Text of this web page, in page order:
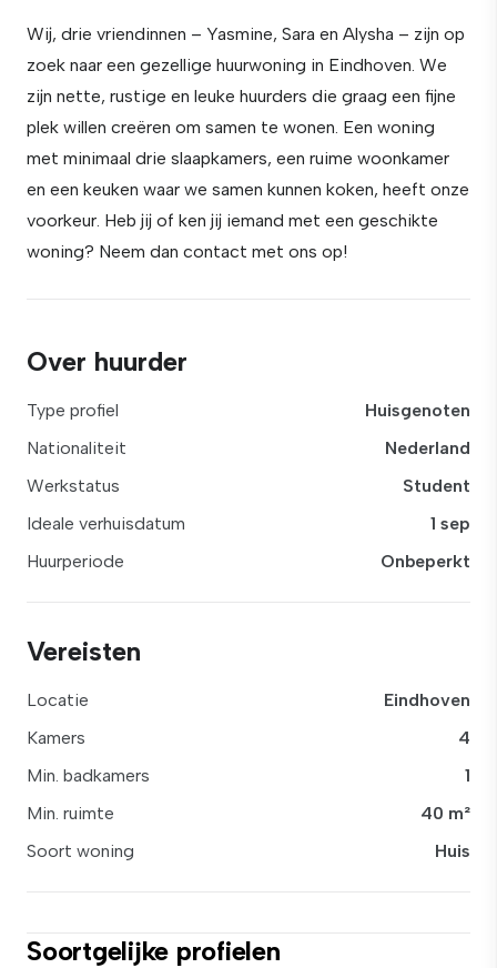
Wij, drie vriendinnen – Yasmine, Sara en Alysha – zijn op
zoek naar een gezellige huurwoning in Eindhoven. We
zijn nette, rustige en leuke huurders die graag een fijne
plek willen creëren om samen te wonen. Een woning
met minimaal drie slaapkamers, een ruime woonkamer
en een keuken waar we samen kunnen koken, heeft onze
voorkeur. Heb jij of ken jij iemand met een geschikte
woning? Neem dan contact met ons op!
Over huurder
Type profiel
Huisgenoten
Nationaliteit
Nederland
Werkstatus
Student
Ideale verhuisdatum
1 sep
Huurperiode
Onbeperkt
Vereisten
Locatie
Eindhoven
Kamers
4
Min. badkamers
1
Min. ruimte
40 m²
Soort woning
Huis
Soortgelijke profielen